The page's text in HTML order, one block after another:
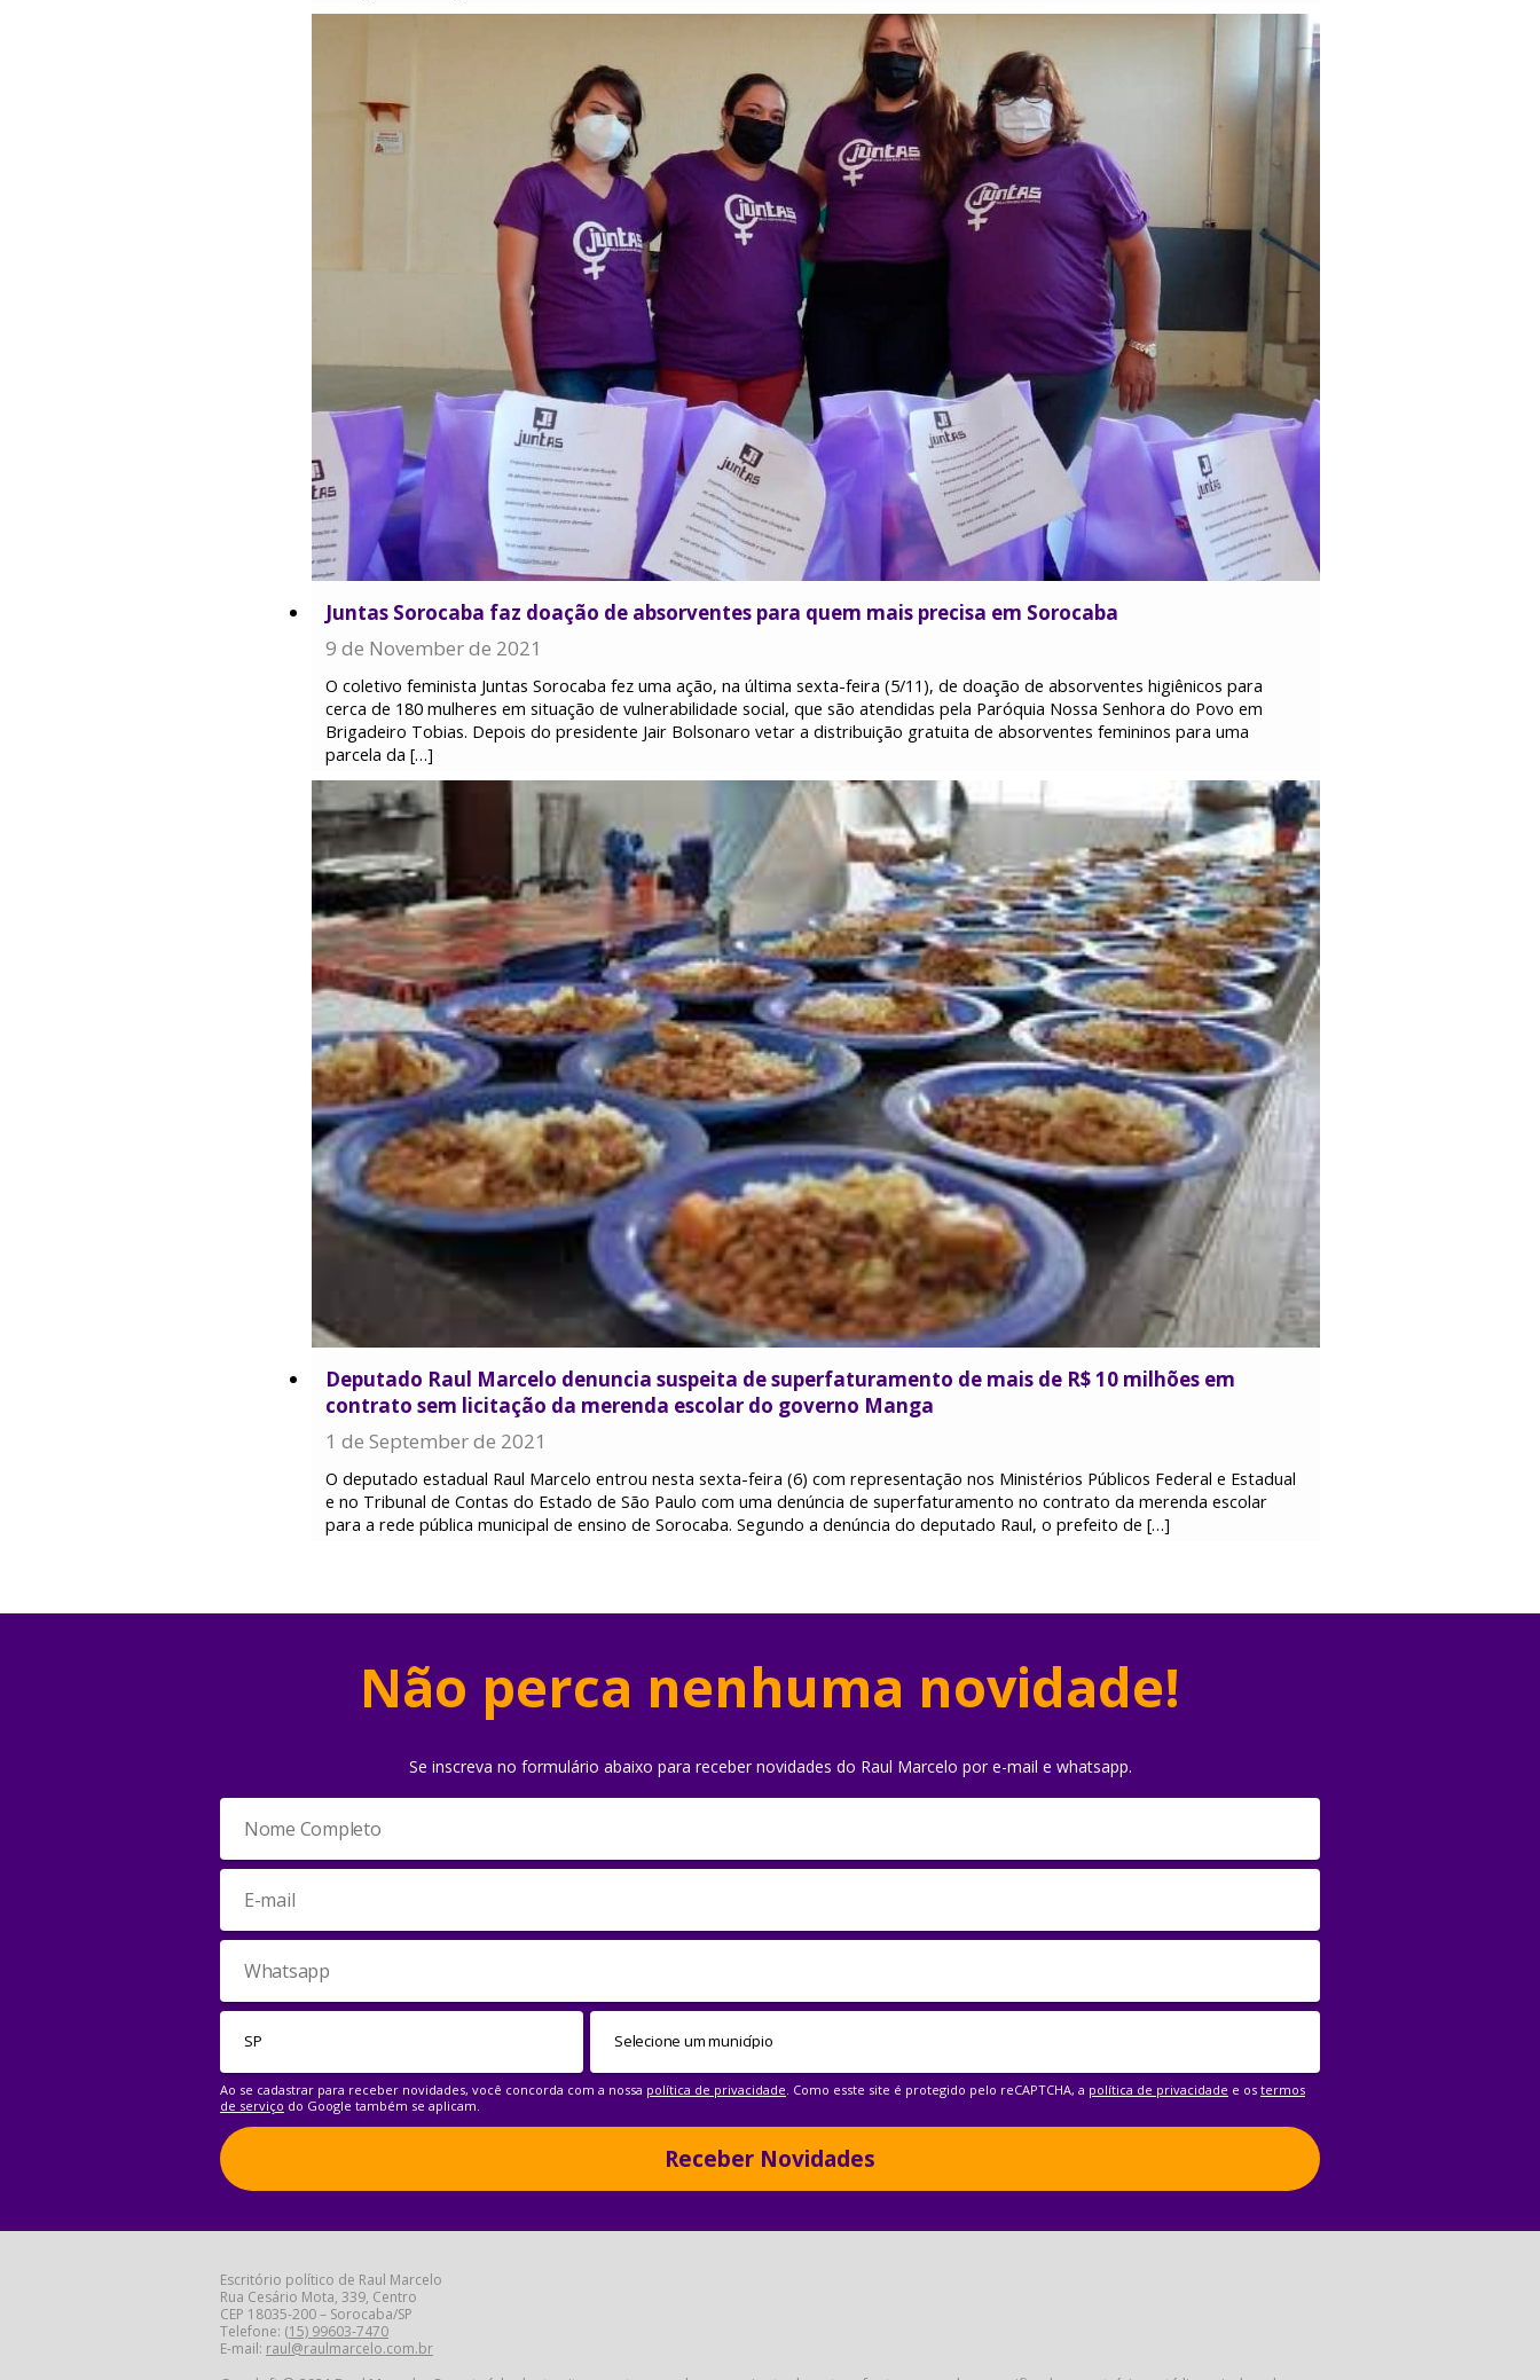
Juntas Sorocaba faz doação de absorventes para quem mais precisa em Sorocaba
9 de November de 2021
O coletivo feminista Juntas Sorocaba fez uma ação, na última sexta-feira (5/11), de doação de absorventes higiênicos para
cerca de 180 mulheres em situação de vulnerabilidade social, que são atendidas pela Paróquia Nossa Senhora do Povo em
Brigadeiro Tobias. Depois do presidente Jair Bolsonaro vetar a distribuição gratuita de absorventes femininos para uma
parcela da […]
Deputado Raul Marcelo denuncia suspeita de superfaturamento de mais de R$ 10 milhões em
contrato sem licitação da merenda escolar do governo Manga
1 de September de 2021
O deputado estadual Raul Marcelo entrou nesta sexta-feira (6) com representação nos Ministérios Públicos Federal e Estadual
e no Tribunal de Contas do Estado de São Paulo com uma denúncia de superfaturamento no contrato da merenda escolar
para a rede pública municipal de ensino de Sorocaba. Segundo a denúncia do deputado Raul, o prefeito de […]
Não perca nenhuma novidade!
Se inscreva no formulário abaixo para receber novidades do Raul Marcelo por e-mail e whatsapp.
Ao se cadastrar para receber novidades, você concorda com a nossa política de privacidade. Como esste site é protegido pelo reCAPTCHA, a política de privacidade e os termos
de serviço do Google também se aplicam.
Receber Novidades
Escritório político de Raul Marcelo
Rua Cesário Mota, 339, Centro
CEP 18035-200 – Sorocaba/SP
Telefone: (15) 99603-7470
E-mail: raul@raulmarcelo.com.br